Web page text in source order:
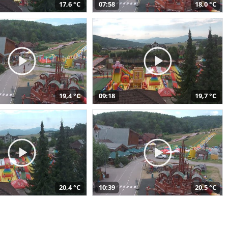
17,6 °C 07:58 18,0 °C
19,4 °C 09:18 19,7 °C
20,4 °C 10:39 20,5 °C